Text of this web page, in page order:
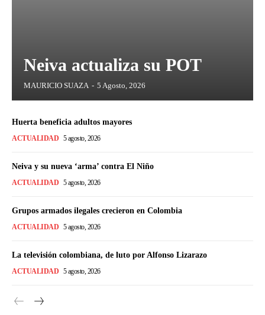
Neiva actualiza su POT
MAURICIO SUAZA - 5 Agosto, 2026
Huerta beneficia adultos mayores
ACTUALIDAD 5 agosto, 2026
Neiva y su nueva ‘arma’ contra El Niño
ACTUALIDAD 5 agosto, 2026
Grupos armados ilegales crecieron en Colombia
ACTUALIDAD 5 agosto, 2026
La televisión colombiana, de luto por Alfonso Lizarazo
ACTUALIDAD 5 agosto, 2026